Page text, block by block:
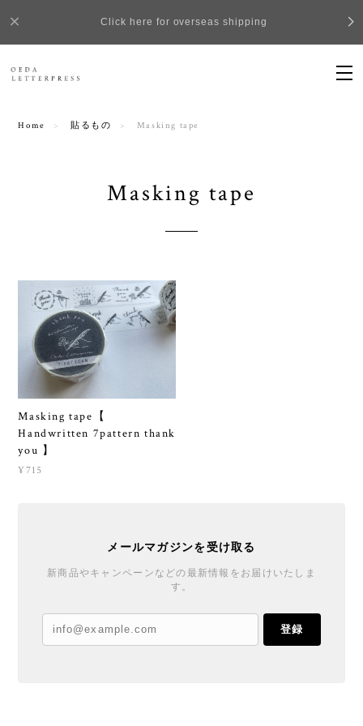
Click here for overseas shipping
Home 貼るもの Masking tape
Masking tape
Masking tape【
Handwritten 7pattern thank
you 】
¥715
メールマガジンを受け取る
新商品やキャンペーンなどの最新情報をお届けいたしま
す。
登録